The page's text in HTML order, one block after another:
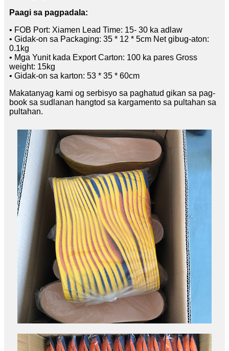
Paagi sa pagpadala:
• FOB Port: Xiamen Lead Time: 15- 30 ka adlaw
• Gidak-on sa Packaging: 35 * 12 * 5cm Net gibug-aton:
0.1kg
• Mga Yunit kada Export Carton: 100 ka pares Gross
weight: 15kg
• Gidak-on sa karton: 53 * 35 * 60cm
Makatanyag kami og serbisyo sa paghatud gikan sa pag-
book sa sudlanan hangtod sa kargamento sa pultahan sa
pultahan.